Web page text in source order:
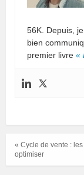
56K. Depuis,
bien
premier livre «
« Cycle de vente :
optimiser